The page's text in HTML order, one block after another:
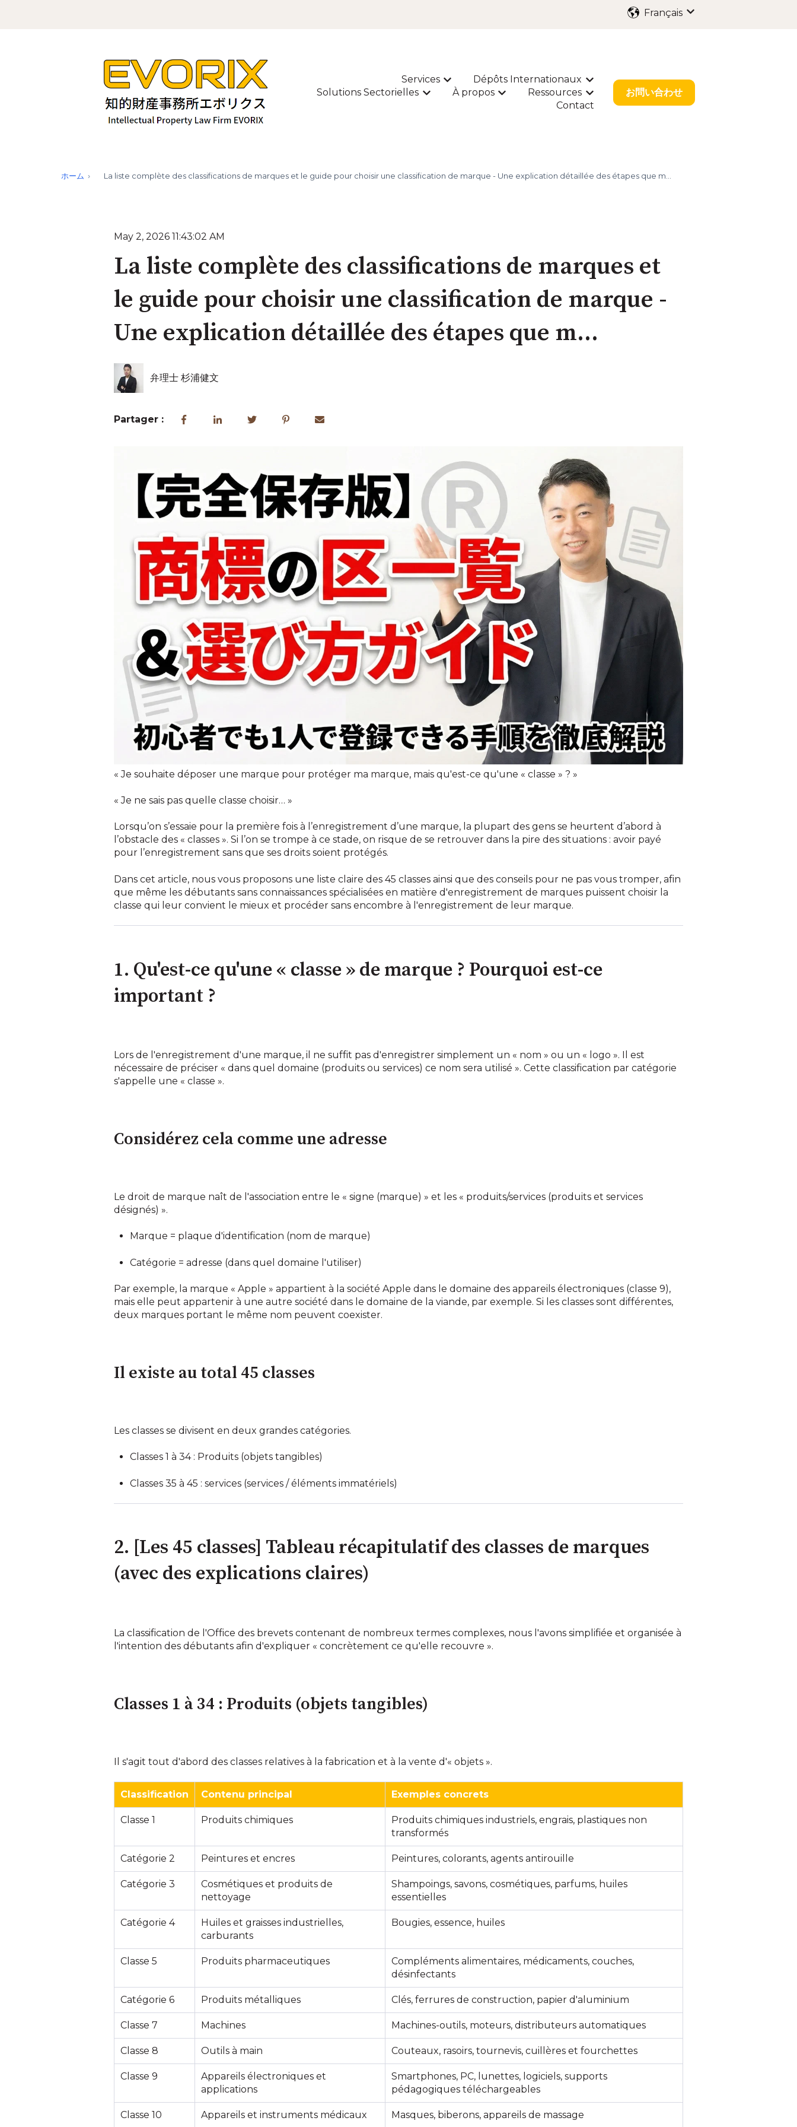
Français
Services
Afficher le sous-menu pour Services
Dépôts Internationaux
Afficher le sous-menu pour Dépôts
Solutions Sectorielles
Afficher le sous-menu pour Solutions Sectorielles
À propos
Afficher le sous-menu pour À propos
Ressources
Afficher le sous-menu pour Ressources
Contact
お問い合わせ
ホーム La liste complète des classifications de marques et le guide pour choisir une classification de marque - Une explication détaillée des étapes que m...
May 2, 2026 11:43:02 AM
La liste complète des classifications de marques et
le guide pour choisir une classification de marque -
Une explication détaillée des étapes que m...
弁理士 杉浦健文
Partager :
« Je souhaite déposer une marque pour protéger ma marque, mais qu'est-ce qu'une « classe » ? »
« Je ne sais pas quelle classe choisir… »
Lorsqu’on s’essaie pour la première fois à l’enregistrement d’une marque, la plupart des gens se heurtent d’abord à
l’obstacle des « classes ». Si l’on se trompe à ce stade, on risque de se retrouver dans la pire des situations : avoir payé
pour l’enregistrement sans que ses droits soient protégés.
Dans cet article, nous vous proposons une liste claire des 45 classes ainsi que des conseils pour ne pas vous tromper, afin
que même les débutants sans connaissances spécialisées en matière d'enregistrement de marques puissent choisir la
classe qui leur convient le mieux et procéder sans encombre à l'enregistrement de leur marque.
1. Qu'est-ce qu'une « classe » de marque ? Pourquoi est-ce
important ?
Lors de l'enregistrement d'une marque, il ne suffit pas d'enregistrer simplement un « nom » ou un « logo ». Il est
nécessaire de préciser « dans quel domaine (produits ou services) ce nom sera utilisé ». Cette classification par catégorie
s'appelle une « classe ».
Considérez cela comme une adresse
Le droit de marque naît de l'association entre le « signe (marque) » et les « produits/services (produits et services
désignés) ».
Marque = plaque d'identification (nom de marque)
Catégorie = adresse (dans quel domaine l'utiliser)
Par exemple, la marque « Apple » appartient à la société Apple dans le domaine des appareils électroniques (classe 9),
mais elle peut appartenir à une autre société dans le domaine de la viande, par exemple. Si les classes sont différentes,
deux marques portant le même nom peuvent coexister.
Il existe au total 45 classes
Les classes se divisent en deux grandes catégories.
Classes 1 à 34 : Produits (objets tangibles)
Classes 35 à 45 : services (services / éléments immatériels)
2. [Les 45 classes] Tableau récapitulatif des classes de marques
(avec des explications claires)
La classification de l'Office des brevets contenant de nombreux termes complexes, nous l'avons simplifiée et organisée à
l'intention des débutants afin d'expliquer « concrètement ce qu'elle recouvre ».
Classes 1 à 34 : Produits (objets tangibles)
Il s'agit tout d'abord des classes relatives à la fabrication et à la vente d'« objets ».
Classification Contenu principal Exemples concrets
Classe 1 Produits chimiques
Produits chimiques industriels, engrais, plastiques non
transformés
Catégorie 2 Peintures et encres Peintures, colorants, agents antirouille
Catégorie 3
Cosmétiques et produits de
nettoyage
Shampoings, savons, cosmétiques, parfums, huiles
essentielles
Catégorie 4
Huiles et graisses industrielles,
carburants
Bougies, essence, huiles
Classe 5 Produits pharmaceutiques
Compléments alimentaires, médicaments, couches,
désinfectants
Catégorie 6 Produits métalliques Clés, ferrures de construction, papier d'aluminium
Classe 7 Machines Machines-outils, moteurs, distributeurs automatiques
Classe 8 Outils à main Couteaux, rasoirs, tournevis, cuillères et fourchettes
Classe 9
Appareils électroniques et
applications
Smartphones, PC, lunettes, logiciels, supports
pédagogiques téléchargeables
Classe 10 Appareils et instruments médicaux Masques, biberons, appareils de massage